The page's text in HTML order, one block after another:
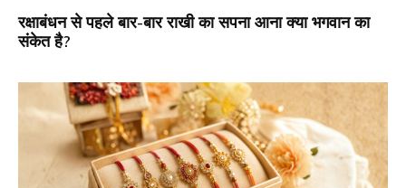
रक्षाबंधन से पहले बार-बार राखी का सपना आना क्या भगवान का
संकेत है?